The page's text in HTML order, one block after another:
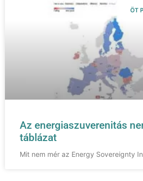
ÖT
Az energiaszuverenitás
táblázat
Mit nem mér az Energy Sovereignty